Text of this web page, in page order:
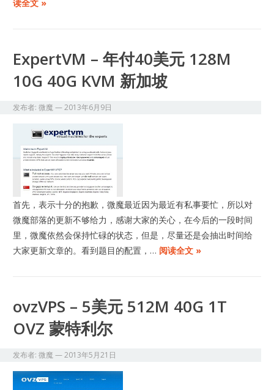
读全文 »
ExpertVM – 年付40美元 128M
10G 40G KVM 新加坡
发布者:微魔 —2013年6月9日
首先，表示十分的抱歉，微魔最近因为最近有私事要忙，所以对
微魔部落的更新不够给力，感谢大家的关心，在今后的一段时间
里，微魔依然会保持忙碌的状态，但是，尽量还是会抽出时间给
大家更新文章的。看到题目的配置，… 阅读全文 »
ovzVPS – 5美元 512M 40G 1T
OVZ 蒙特利尔
发布者:微魔 —2013年5月21日